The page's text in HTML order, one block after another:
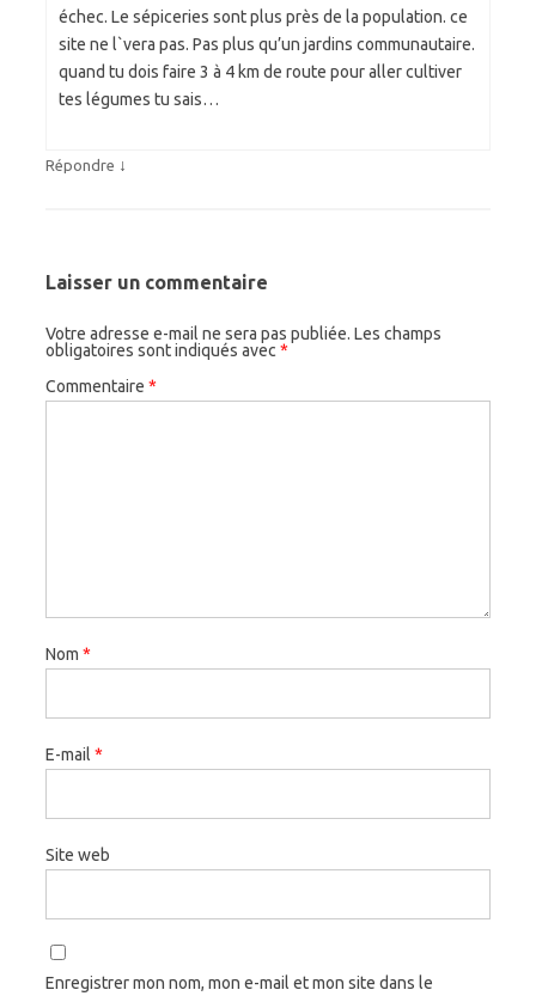
échec. Le sépiceries sont plus près de la population. ce
site ne l`vera pas. Pas plus qu’un jardins communautaire.
quand tu dois faire 3 à 4 km de route pour aller cultiver
tes légumes tu sais…
Répondre ↓
Laisser un commentaire
Votre adresse e-mail ne sera pas publiée. Les champs
obligatoires sont indiqués avec *
Commentaire *
Nom *
E-mail *
Site web
Enregistrer mon nom, mon e-mail et mon site dans le